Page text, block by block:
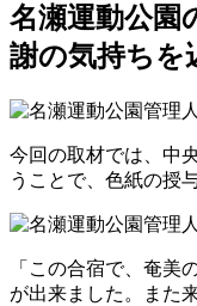
名瀬運動公園
謝の気持ちを
今回の取材では、中
うことで、 色紙の授
「この合宿で、奄美
が出来ました。
また